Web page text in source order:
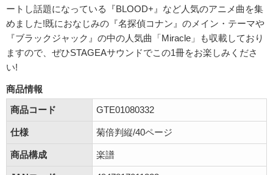
ートし話題になっている『BLOOD+』など人気のアニメ曲を集
めました!既におなじみの『名探偵コナン』のメイン・テーマや
『ブラックジャック』の中の人気曲「Miracle」も収載しており
ますので、ぜひSTAGEAサウンドでこの1冊をお楽しみくださ
い!
商品情報
商品コード
GTE01080332
仕様 菊倍判縦/40ページ
商品構成 楽譜